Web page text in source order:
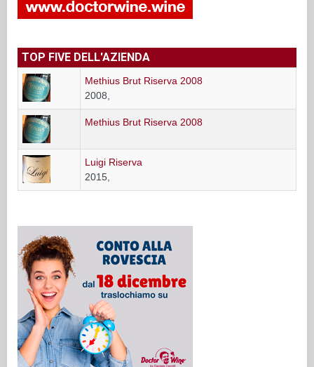
TOP FIVE DELL'AZIENDA
Methius Brut Riserva 2008
2008,
Methius Brut Riserva 2008
Luigi Riserva
2015,